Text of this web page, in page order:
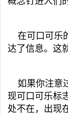
在可口可乐
达了信息。这
如果你注意
现可口可乐标
处不在，出现